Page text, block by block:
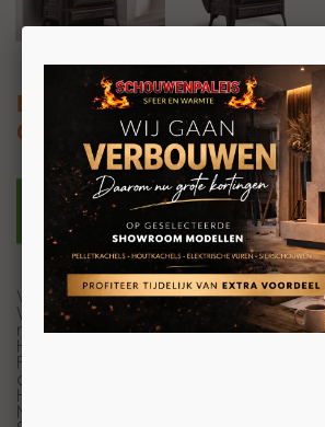
Extraflame Teodora Evo
Geventileerde pelletkachel
Vuurdeur, vuurhaard en vuurpot in
Warmtewisselaar met buizenbundel
reiniging)
Hermetisch reservoir
Frontale omgevingsventilatie met
comfortfunctie
Handgreep met ergonomisch greep
Mogelijkheid uitgang voor rookafvoer: